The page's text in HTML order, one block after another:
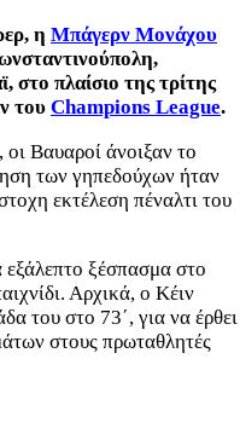
η Μπάγερν Μονάχου
στο πλαίσιο της τρίτης
του Champions League.
Βαυαροί άνοιξαν το
των γηπεδούχων ήταν
εκτέλεση πέναλτι του
ξέσπασμα στο
Αρχικά, ο Κέιν
του στο 73΄, για να έρθει
στους πρωταθλητές